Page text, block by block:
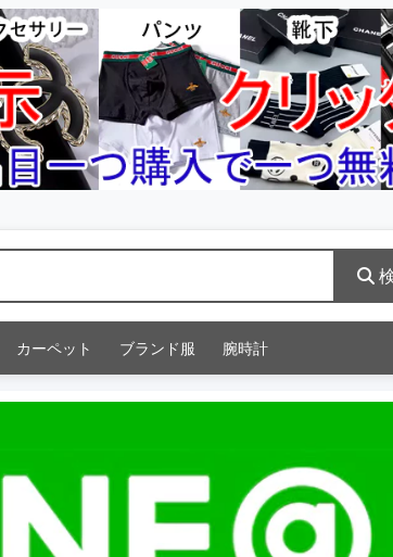
カーペット ブランド服 腕時計